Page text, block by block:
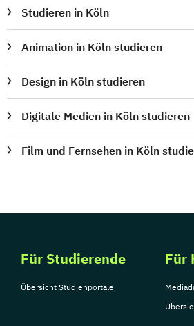
Studieren in Köln
Animation in Köln studieren
Design in Köln studieren
Digitale Medien in Köln studieren
Film und Fernsehen in Köln
Für Studierende
Übersicht Studienportale
Für